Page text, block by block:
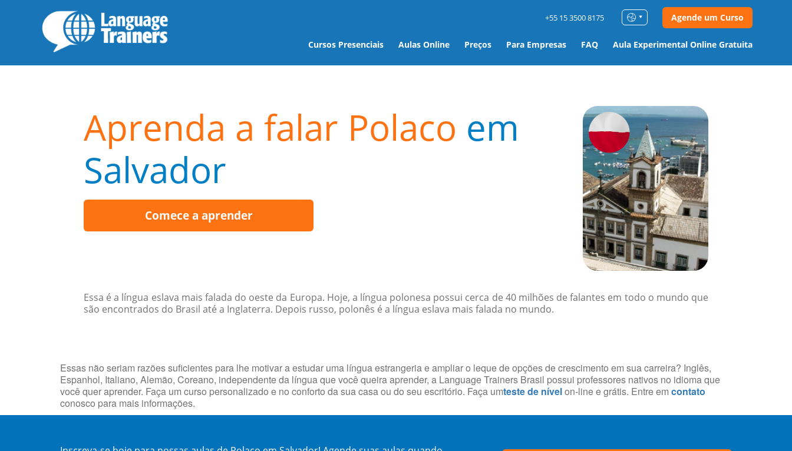
Cursos Presenciais Aulas Online Preços Para Empresas FAQ Aula Experimental Online Gratuita
+55 15 3500 8175 Agende um Curso
Aprenda a falar Polaco em
Salvador
Comece a aprender
Essa é a língua eslava mais falada do oeste da Europa. Hoje, a língua polonesa possui cerca de 40 milhões de falantes em todo o mundo que
são encontrados do Brasil até a Inglaterra. Depois russo, polonês é a língua eslava mais falada no mundo.
Essas não seriam razões suficientes para lhe motivar a estudar uma língua estrangeria e ampliar o leque de opções de crescimento em sua carreira? Inglês,
Espanhol, Italiano, Alemão, Coreano, independente da língua que você queira aprender, a Language Trainers Brasil possui professores nativos no idioma que
você quer aprender. Faça um curso personalizado e no conforto da sua casa ou do seu escritório. Faça umteste de nívelon-line e grátis. Entre em contato
conosco para mais informações.